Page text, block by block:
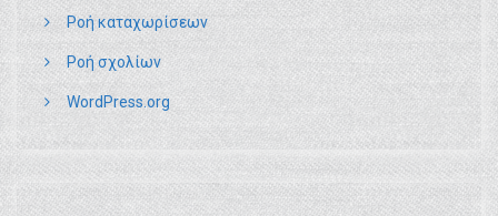
Ροή καταχωρίσεων
Ροή σχολίων
WordPress.org